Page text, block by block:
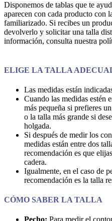
Disponemos de tablas que te
aparecen con cada producto con
familiarizado. Si recibes un
devolverlo y solicitar una talla
información, consulta nuestra
ELIGE LA TALLA
Las medidas están
Cuando las medidas estén
más pequeña si prefieres
o la talla más grande si
holgada.
Si después de medir los
medidas están entre dos
recomendación es que
cadera.
Igualmente, en el caso de
recomendación es la talla
CÓMO SABER LA TALLA